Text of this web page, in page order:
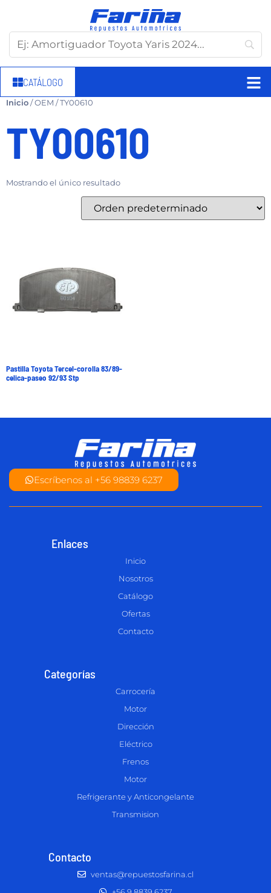
CATÁLOGO
Inicio/ OEM / TY00610
TY00610
Mostrando el único resultado
Pastilla Toyota Tercel-corolla 83/89-
celica-paseo 92/93 Stp
Escríbenos al +56 98839 6237
Enlaces
Inicio
Nosotros
Catálogo
Ofertas
Contacto
Categorías
Carrocería
Motor
Dirección
Eléctrico
Frenos
Motor
Refrigerante y Anticongelante
Transmision
Contacto
ventas@repuestosfarina.cl